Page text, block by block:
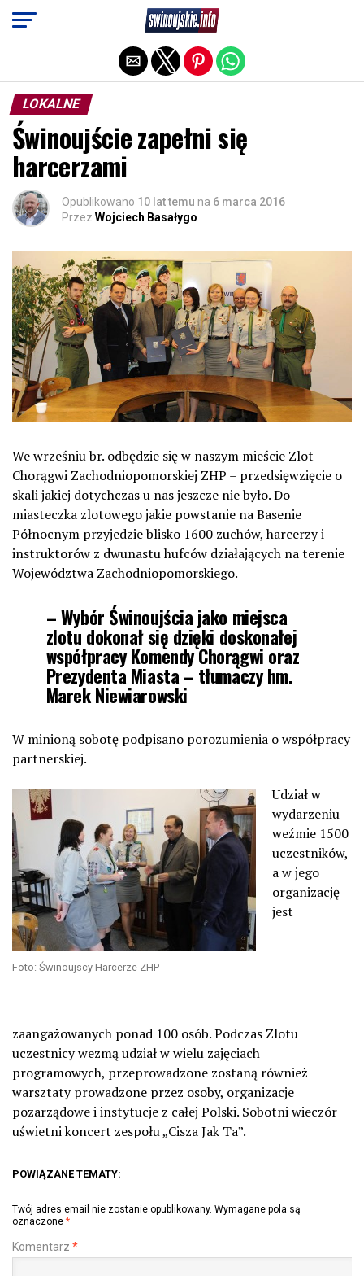
LOKALNE
Świnoujście zapełni się
harcerzami
Opublikowano 10 lat temu na 6 marca 2016
Przez Wojciech Basałygo
We wrześniu br. odbędzie się w naszym mieście Zlot
Chorągwi Zachodniopomorskiej ZHP – przedsięwzięcie o
skali jakiej dotychczas u nas jeszcze nie było. Do
miasteczka zlotowego jakie powstanie na Basenie
Północnym przyjedzie blisko 1600 zuchów, harcerzy i
instruktorów z dwunastu hufców działających na terenie
Województwa Zachodniopomorskiego.
– Wybór Świnoujścia jako miejsca
zlotu dokonał się dzięki doskonałej
współpracy Komendy Chorągwi oraz
Prezydenta Miasta – tłumaczy hm.
Marek Niewiarowski
W minioną sobotę podpisano porozumienia o współpracy
partnerskiej.
Foto: Świnoujscy Harcerze ZHP
Udział w
wydarzeniu
weźmie 1500
uczestników,
a w jego
organizację
jest
zaangażowanych ponad 100 osób. Podczas Zlotu
uczestnicy wezmą udział w wielu zajęciach
programowych, przeprowadzone zostaną również
warsztaty prowadzone przez osoby, organizacje
pozarządowe i instytucje z całej Polski. Sobotni wieczór
uświetni koncert zespołu „Cisza Jak Ta”.
POWIĄZANE TEMATY:
Twój adres email nie zostanie opublikowany. Wymagane pola są
oznaczone *
Komentarz *
Exit mobile version